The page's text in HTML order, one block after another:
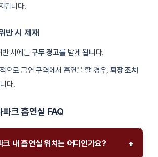
됩니다.
반 시 제재
반 시에는구두 경고를 받게 됩니다.
으로 금연 구역에서 흡연을 할 경우, 퇴장 조치
다.
파크 흡연실 FAQ
크 내 흡연실 위치는 어디인가요? +